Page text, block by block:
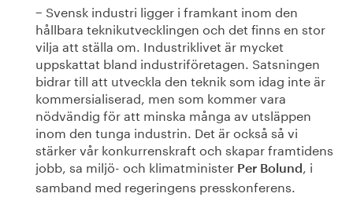
− Svensk industri ligger i framkant inom den
hållbara teknikutvecklingen och det finns en stor
vilja att ställa om. Industriklivet är mycket
uppskattat bland industriföretagen. Satsningen
bidrar till att utveckla den teknik som idag inte är
kommersialiserad, men som kommer vara
nödvändig för att minska många av utsläppen
inom den tunga industrin. Det är också så vi
stärker vår konkurrenskraft och skapar framtidens
jobb, sa miljö- och klimatminister Per Bolund , i
samband med regeringens presskonferens.